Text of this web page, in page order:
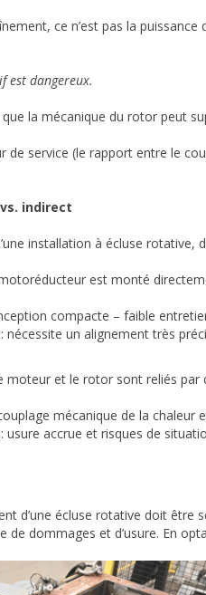
ce n’est pas la
est dangereux.
la mécanique du rotor peut
de service (le rapport entre le
indirect
installation à écluse rotative,
est monté
compacte – faible
nécessite un alignement très
moteur et le rotor sont reliés par
mécanique de la
usure accrue et risques de
d’une écluse rotative doit
de dommages et d’usure. En